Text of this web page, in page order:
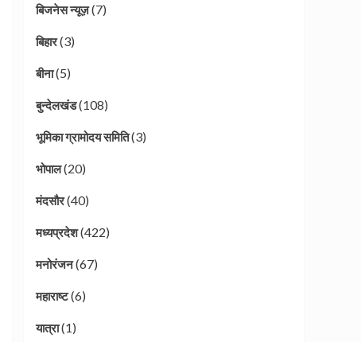
बिजनेस न्यूज़(7)
बिहार(3)
बीना(5)
बुन्देलखंड(108)
भूमिका ग्रामोदय समिति(3)
भोपाल(20)
मंदसौर(40)
मध्यप्रदेश(422)
मनोरंजन(67)
महाराष्ट(6)
यात्रा(1)